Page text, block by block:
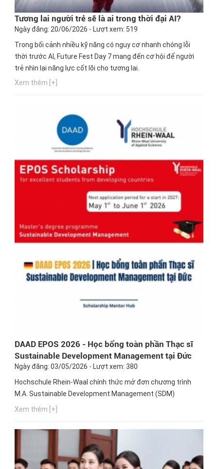
Tương lai người trẻ sẽ là ai trong thời đại AI?
Ngày đăng: 20/06/2026 - Lượt xem: 519
Trong bối cảnh nhiều kỹ năng có nguy cơ nhanh chóng lỗi
thời trước AI, Future Fest Day 7 mang đến cơ hội để người
trẻ nhìn lại năng lực cốt lõi cho tương lai.
Xem thêm [+]
DAAD EPOS 2026 - Học bổng toàn phần Thạc sĩ
Sustainable Development Management tại Đức
Ngày đăng: 03/05/2026 - Lượt xem: 380
Hochschule Rhein-Waal chính thức mở đơn chương trình
M.A. Sustainable Development Management (SDM)
Xem thêm [+]